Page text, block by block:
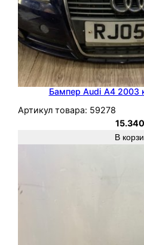
Бампер Audi A4 2003
Артикул товара: 59278
15.340
В